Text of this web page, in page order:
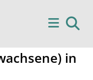
in